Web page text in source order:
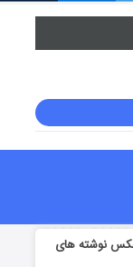
نوشته های